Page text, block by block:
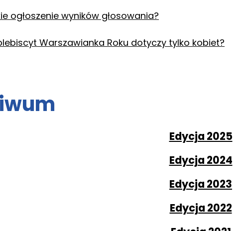
ogłoszenie wyników głosowania?
Warszawianka Roku dotyczy tylko kobiet?
Edycja 2025
Edycja 2024
Edycja 2023
Edycja 2022